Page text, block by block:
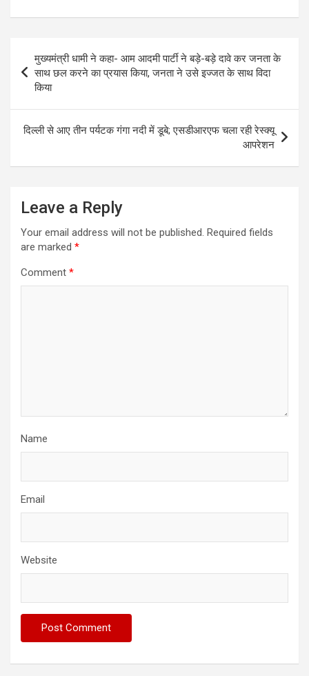
ce
b
o
o
k
tt
er
at
A
p
ar
navigation
मुख्यमंत्री धामी ने कहा- आम आदमी पार्टी ने बड़े-बड़े दावे कर जनता के
साथ छल करने का प्रयास किया, जनता ने उसे इज्जत के साथ विदा
किया
दिल्ली से आए तीन पर्यटक गंगा नदी में डूबे; एसडीआरएफ चला रही रेस्‍क्‍यू
आपरेशन
Leave a Reply
Your email address will not be published. Required fields
are marked *
Comment *
Name
Email
Website